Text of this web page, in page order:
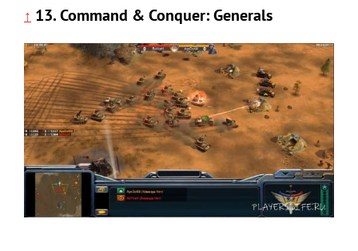
↑ 13. Command & Conquer: Generals